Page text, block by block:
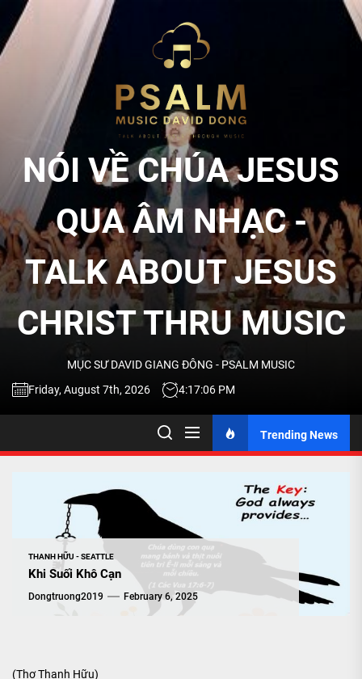
Skip
the
QUA
ÂM
NHẠC
TALK
NÓI VỀ CHÚA JESUS
QUA ÂM NHẠC -
TALK ABOUT JESUS
CHRIST THRU MUSIC
MỤC SƯ DAVID GIANG ĐÔNG - PSALM MUSIC
Friday, August 7th, 2026
4:17:06 PM
Trending News
THANH HỮU - SEATTLE
Khi Suối Khô Cạn
Dongtruong2019 February 6, 2025
(Thơ Thanh Hữu)